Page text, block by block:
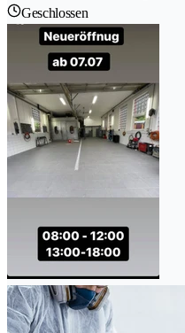
Geschlossen